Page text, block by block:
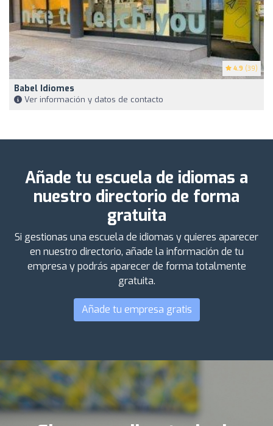
4.9 (39)
Babel Idiomes
Ver información y datos de contacto
Añade tu escuela de idiomas a
nuestro directorio de forma
gratuita
Si gestionas una escuela de idiomas y quieres aparecer
en nuestro directorio, añade la información de tu
empresa y podrás aparecer de forma totalmente
gratuita.
Añade tu empresa gratis